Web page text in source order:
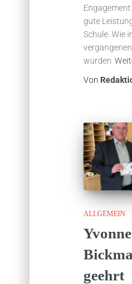
gute
Schule. Wie
wurden
Von
ALLGEMEIN
Yvonne
geehrt